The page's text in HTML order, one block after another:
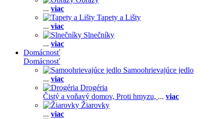
... viac
Tapety a Lišty
... viac
Slnečníky
... viac
Domácnosť
Domácnosť
Samoohrievajúce jedlo
... viac
Drogéria
Čistý a voňavý domov, Proti hmyzu, ... viac
Žiarovky
... viac